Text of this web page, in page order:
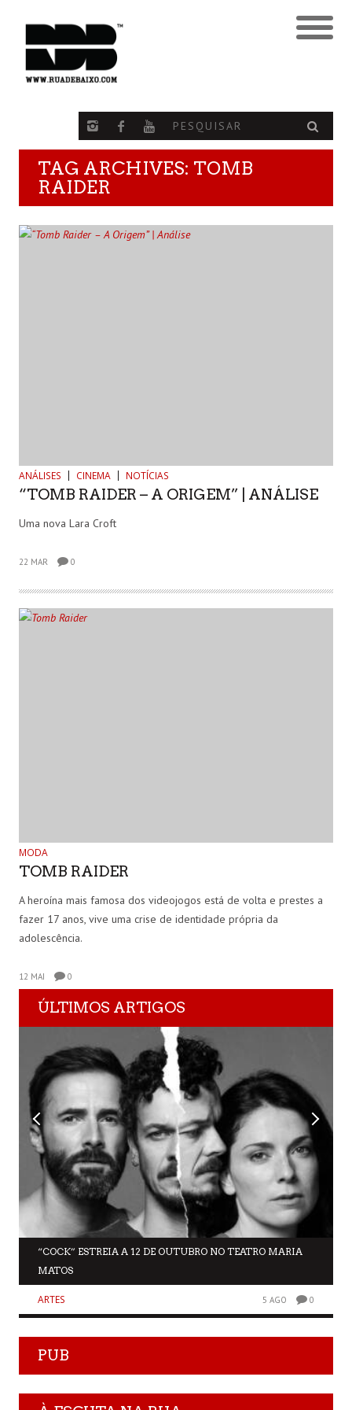
TAG ARCHIVES: TOMB
RAIDER
ANÁLISES CINEMA NOTÍCIAS
“TOMB RAIDER – A ORIGEM” | ANÁLISE
Uma nova Lara Croft
22 MAR 0
MODA
TOMB RAIDER
A heroína mais famosa dos videojogos está de volta e prestes a
fazer 17 anos, vive uma crise de identidade própria da
adolescência.
12 MAI 0
ÚLTIMOS ARTIGOS
“COCK” ESTREIA A 12 DE OUTUBRO NO TEATRO MARIA
MATOS
ARTES 5 AGO 0
PUB